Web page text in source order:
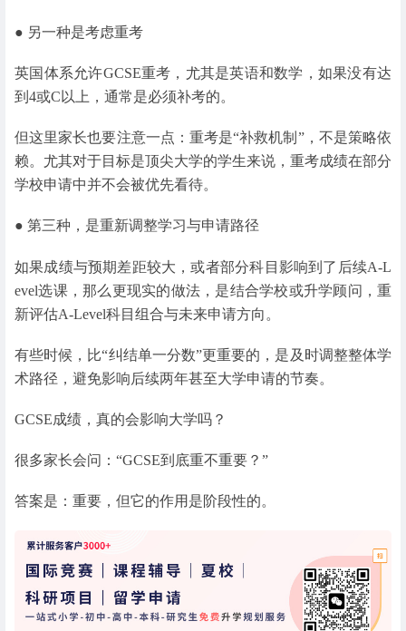
● 另一种是考虑重考
英国体系允许GCSE重考，尤其是英语和数学，如果没有达
到4或C以上，通常是必须补考的。
但这里家长也要注意一点：重考是“补救机制”，不是策略依
赖。尤其对于目标是顶尖大学的学生来说，重考成绩在部分
学校申请中并不会被优先看待。
● 第三种，是重新调整学习与申请路径
如果成绩与预期差距较大，或者部分科目影响到了后续A-L
evel选课，那么更现实的做法，是结合学校或升学顾问，重
新评估A-Level科目组合与未来申请方向。
有些时候，比“纠结单一分数”更重要的，是及时调整整体学
术路径，避免影响后续两年甚至大学申请的节奏。
GCSE成绩，真的会影响大学吗？
很多家长会问：“GCSE到底重不重要？”
答案是：重要，但它的作用是阶段性的。